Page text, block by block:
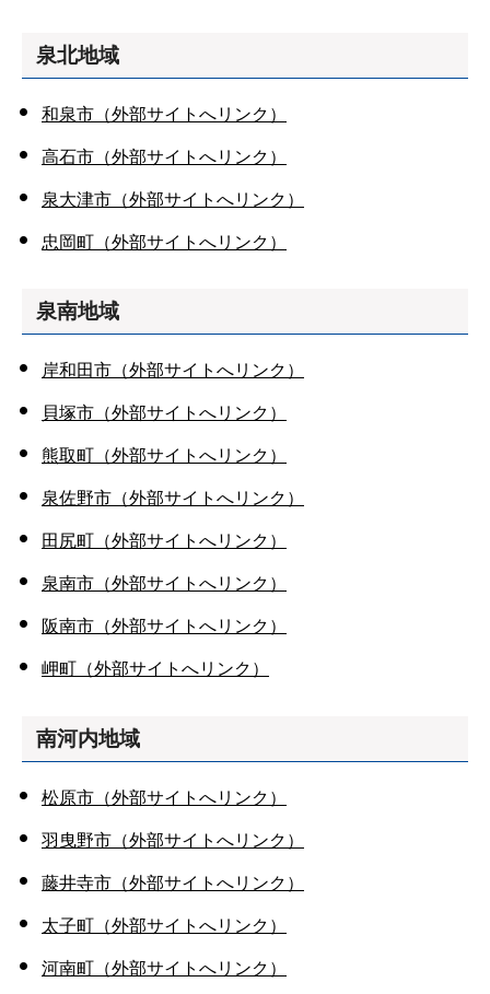
泉北地域
和泉市（外部サイトへリンク）
高石市（外部サイトへリンク）
泉大津市（外部サイトへリンク）
忠岡町（外部サイトへリンク）
泉南地域
岸和田市（外部サイトへリンク）
貝塚市（外部サイトへリンク）
熊取町（外部サイトへリンク）
泉佐野市（外部サイトへリンク）
田尻町（外部サイトへリンク）
泉南市（外部サイトへリンク）
阪南市（外部サイトへリンク）
岬町（外部サイトへリンク）
南河内地域
松原市（外部サイトへリンク）
羽曳野市（外部サイトへリンク）
藤井寺市（外部サイトへリンク）
太子町（外部サイトへリンク）
河南町（外部サイトへリンク）